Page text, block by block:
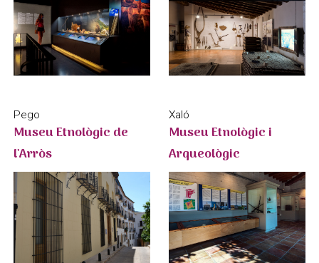
Pego
Museu Etnològic de
l'Arròs
Xaló
Museu Etnològic i
Arqueològic